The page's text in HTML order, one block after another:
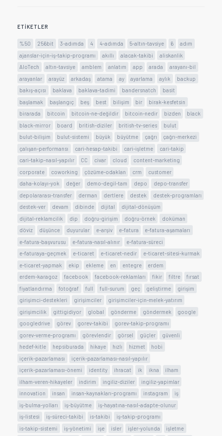
ETIKETLER
%50 256bit 3-adımda 4 4-adımda 5-altın-tavsiye 6
adım
ajanslar-için-iş-takip-programı
akıllı alacak-takibi
aliskanlik
AloTech
altın-tavsiye amblem anlatım app arada
arayanı-bil
arayanlar
arayüz arkadaş atama ay ayarlama aylık
backup
bakış-açısı
baklava baklava-tadimi bandersnatch
basit
başlamak
başlangıç beş best bilişim bir
birak-kesfetsin
birarada
bitcoin bitcoin-ne-değildir bitcoin-nedir bizden
black
black-mirror
board british-diziler british-tv-series
bulut
bulut-bilişim
bulut-sistemi büyük büyütme çağrı
çağrı-merkezi
çalışan-performansı
cari-hesap-takibi cari-işletme
cari-takip
cari-takip-nasıl-yapılır
CC civar cloud
content-marketing
corporate
coworking çözüme-odaklan crm
customer
daha-kolayı-yok
değer demo-degil-tam depo
depo-transfer
depolararası-transfer
derman dertlere destek
destek-programları
destek-ver
devam dibinde dijital
dijital-dönüşüm
dijital-reklamcilik
dip doğru-girişim doğru-örnek
doküman
döviz
düşünce duyurular e-arşiv e-fatura
e-fatura-aşamaları
e-fatura-başvurusu
e-fatura-nasıl-alınır
e-fatura-süreci
e-faturaya-geçmek
e-ticaret e-ticaret-nedir
e-ticaret-sitesi-kurmak
e-ticaret-yapmak
ekip ekleme en entegre
erdem
erdem-karagoz
facebook facebook-reklamları fikir filtre
fırsat
fiyatlandırma
fotoğraf full full-surum geç geliştirme
girişim
girişimci-destekleri
girişimciler
girişimciler-için-melek-yatırım
girişimcilik
gittigidiyor global gönderme göndermek
google
googledrive
görev gorev-takibi
gorev-takip-programı
gorev-verme-programı
görevlendir görsel güçler
güvenli
hedef-kitle
hepsiburada hikaye hızlı hizmet
hobi
içerik-pazarlaması
içerik-pazarlaması-nasıl-yapılır
içerik-pazarlaması-önemi
identity ihracat ik ikna
ilham
ilham-veren-hikayeler
indirim ingiliz-diziler
ingiliz-yapimlar
innovation
insan insan-kaynakları-programı instagram
iş
iş-bulma-yolları
iş-büyütme
iş-hayatına-nasıl-adapte-olunur
iş-listesi
iş-süreci-takibi is-takibi
iş-takip-programı
is-takip-sistemi
iş-yönetimi işe isler işler-yolunda
işletme